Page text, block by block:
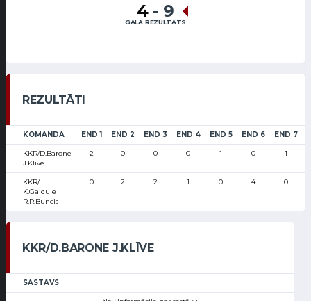
4 - 9
GALA REZULTĀTS
REZULTĀTI
KOMANDA END 1 END 2 END 3 END 4 END 5 END 6 END 7
KKR/D.Barone
J.Klīve
2 0 0 0 1 0 1
KKR/
K.Gaidule
R.R.Buncis
0 2 2 1 0 4 0
KKR/D.BARONE J.KLĪVE
SASTĀVS